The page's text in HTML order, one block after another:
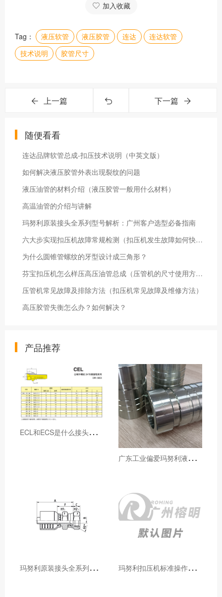
加入收藏
Tag： 液压软管 液压胶管 连达
连达软管
技术说明
胶管尺寸
上一篇 下一篇
随便看看
连达品牌软管总成-扣压技术说明（中英文版）
如何解决液压胶管外表出现裂纹的问题
液压油管的材料介绍（液压胶管一般用什么材料）
高温油管的介绍与讲解
玛努利原装接头全系列型号解析：广州客户选型必备指南
六大步实现扣压机故障常规检测（扣压机发生故障如何快速检查）
为什么圆锥管螺纹的牙型设计成三角形？
芬宝扣压机怎么样压高压油管总成（压管机的尺寸使用方法）
压管机常见故障及排除方法（扣压机常见故障及维修方法）
高压胶管失衡怎么办？如何解决？
产品推荐
E
CL和ECS是什么接头，用于什么胶管或管件
广
东工业偏爱玛努利液压产品的五大原因（代理深度分析）
玛
努利原装接头全系列型号解析：广州客户选型必备指南 玛
努利扣压机标准操作流程：广州代理手把手教学（新手也能学会）